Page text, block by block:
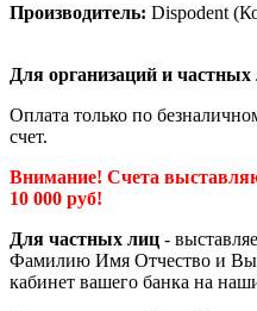
Производитель: Dispodent
Для организаций и частных
Оплата только по
счет.
Внимание! Счета
10 000 руб!
Для частных лиц -
Фамилию Имя Отчество и Вы
кабинет вашего банка на